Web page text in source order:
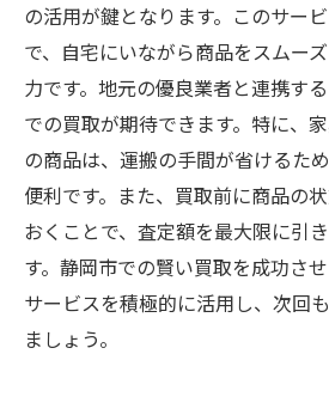
の活用が鍵となります。このサー
で、自宅にいながら商品をスムー
力です。地元の優良業者と連携す
での買取が期待できます。特に、
の商品は、運搬の手間が省けるた
便利です。また、買取前に商品の
おくことで、査定額を最大限に引
す。静岡市での賢い買取を成功さ
サービスを積極的に活用し、次回
ましょう。